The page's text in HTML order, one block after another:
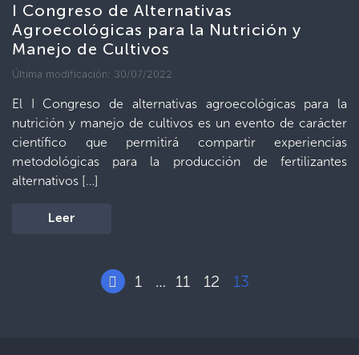
I Congreso de Alternativas
Agroecológicas para la Nutrición y
Manejo de Cultivos
Última modificación: 30/07/2022
El I Congreso de alternativas agroecológicas para la
nutrición y manejo de cultivos es un evento de carácter
científico que permitirá compartir experiencias
metodológicas para la producción de fertilizantes
alternativos […]
Leer
1 … 11 12 13